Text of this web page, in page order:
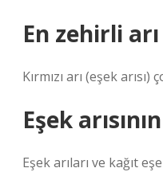
En zehirli
Kırmızı arı (eşek
Eşek
Eşek arıları ve kağıt